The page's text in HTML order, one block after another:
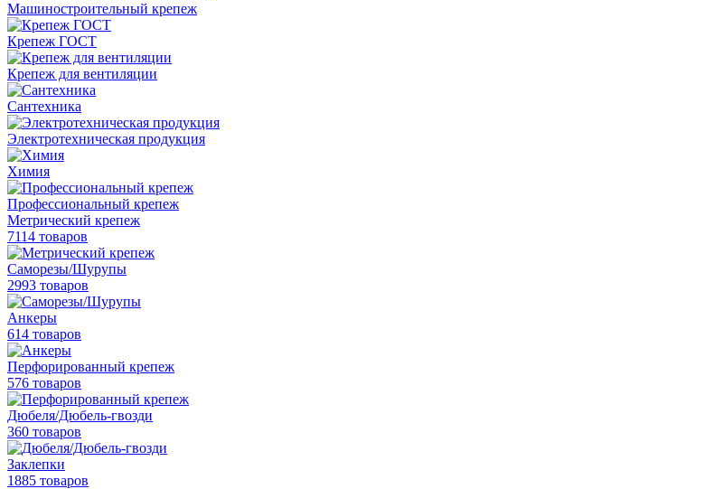
Машиностроительный крепеж
Крепеж ГОСТ
Крепеж для вентиляции
Сантехника
Электротехническая продукция
Химия
Профессиональный крепеж
Метрический крепеж
7114 товаров
Саморезы/Шурупы
2993 товаров
Анкеры
614 товаров
Перфорированный крепеж
576 товаров
Дюбеля/Дюбель-гвозди
360 товаров
Заклепки
1885 товаров